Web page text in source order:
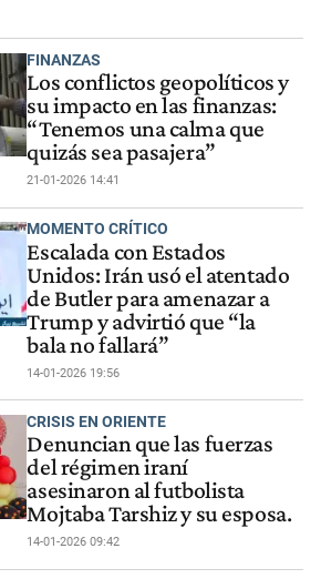
FINANZAS
Los conflictos geopolíticos y
su impacto en las finanzas:
“Tenemos una calma que
quizás sea pasajera”
21-01-2026 14:41
MOMENTO CRÍTICO
Escalada con Estados
Unidos: Irán usó el atentado
de Butler para amenazar a
Trump y advirtió que “la
bala no fallará”
14-01-2026 19:56
CRISIS EN ORIENTE
Denuncian que las fuerzas
del régimen iraní
asesinaron al futbolista
Mojtaba Tarshiz y su esposa.
14-01-2026 09:42